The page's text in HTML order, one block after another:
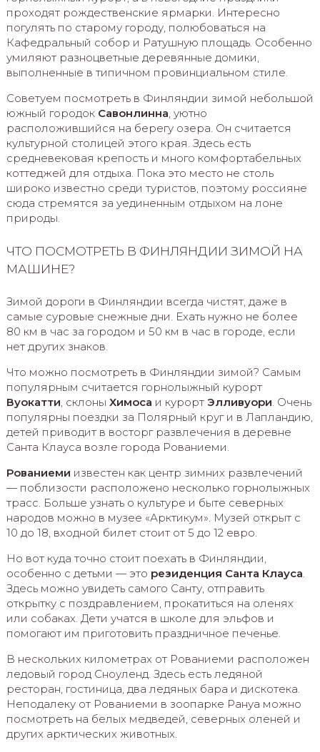
проходят рождественские ярмарки. Интересно
погулять по старому городу, полюбоваться на
Кафедральный собор и Ратушную площадь. Особенно
умиляют разноцветные деревянные домики,
выполненные в типичном провинциальном стиле.
Советуем посмотреть в Финляндии зимой небольшой
южный городок Савонлинна, уютно
расположившийся на берегу озера. Он считается
культурной столицей этого края. Здесь есть
средневековая крепость и много комфортабельных
коттеджей для отдыха. Пока это место не столь
широко известно среди туристов, поэтому россияне
сюда стремятся за уединенным отдыхом на лоне
природы.
ЧТО ПОСМОТРЕТЬ В ФИНЛЯНДИИ ЗИМОЙ НА
МАШИНЕ?
Зимой дороги в Финляндии всегда чистят, даже в
самые суровые снежные дни. Ехать нужно не более
80 км в час за городом и 50 км в час в городе, если
нет других знаков.
Что можно посмотреть в Финляндии зимой? Самым
популярным считается горнолыжный курорт
Вуокатти, склоны Химоса и курорт Элливуори. Очень
популярны поездки за Полярный круг и в Лапландию,
детей приводит в восторг развлечения в деревне
Санта Клауса возле города Рованиеми.
Рованиеми известен как центр зимних развлечений
— поблизости расположено несколько горнолыжных
трасс. Больше узнать о культуре и быте северных
народов можно в музее «Арктикум». Музей открыт с
10 до 18, входной билет стоит от 5 до 12 евро.
Но вот куда точно стоит поехать в Финляндии,
особенно с детьми — это резиденция Санта Клауса.
Здесь можно увидеть самого Санту, отправить
открытку с поздравлением, прокатиться на оленях
или собаках. Дети учатся в школе для эльфов и
помогают им приготовить праздничное печенье.
В нескольких километрах от Рованиеми расположен
ледовый город Сноуленд. Здесь есть ледяной
ресторан, гостиница, два ледяных бара и дискотека.
Неподалеку от Рованиеми в зоопарке Рануа можно
посмотреть на белых медведей, северных оленей и
других арктических животных.